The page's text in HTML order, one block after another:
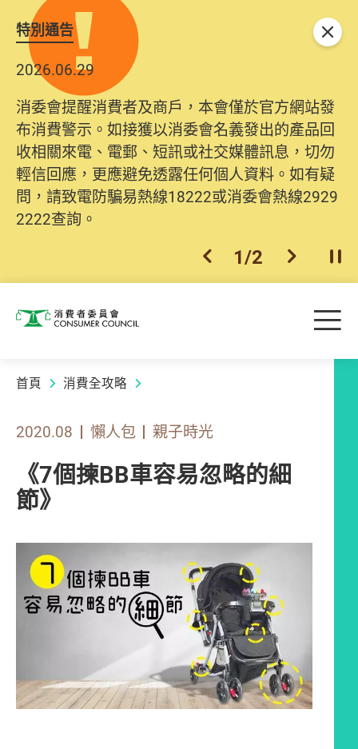
特別通告
2026.06.29
消委會提醒消費者及商戶，本會僅於官方網站發
布消費警示。如接獲以消委會名義發出的產品回
收相關來電、電郵、短訊或社交媒體訊息，切勿
輕信回應，更應避免透露任何個人資料。如有疑
問，請致電防騙易熱線18222或消委會熱線2929
2222查詢。
上一個
1/2 下一個開
關閉
消費者委員會 目
首頁 消費全攻略
2020.08 懶人包 親子時光
《7個揀BB車容易忽略的細
節》